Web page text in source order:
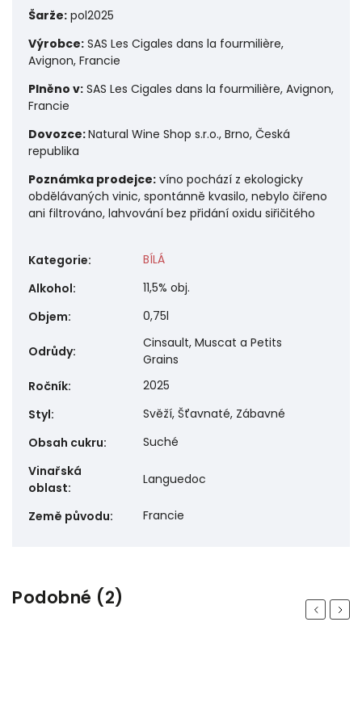
Šarže: pol2025
Výrobce: SAS Les Cigales dans la fourmilière,
Avignon, Francie
Plněno v: SAS Les Cigales dans la fourmilière, Avignon,
Francie
Dovozce:Natural Wine Shop s.r.o., Brno, Česká
republika
Poznámka prodejce: víno pochází z ekologicky
obdělávaných vinic, spontánně kvasilo, nebylo čiřeno
ani filtrováno, lahvování bez přidání oxidu siřičitého
Kategorie:
BÍLÁ
Alkohol:
11,5% obj.
Objem: 0,75l
Odrůdy:
Cinsault, Muscat a Petits
Grains
Ročník:
2025
Styl:
Svěží, Šťavnaté, Zábavné
Obsah cukru:
Suché
Vinařská
oblast:
Languedoc
Země původu: Francie
Podobné (2) Previous
Next